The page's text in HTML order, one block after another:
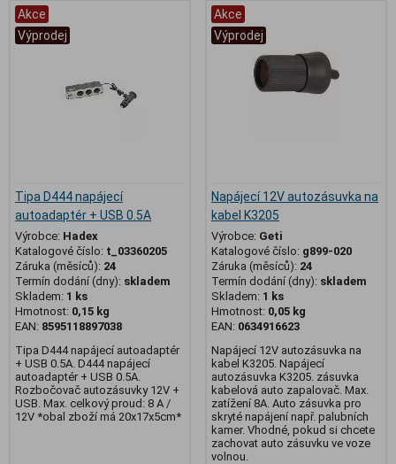
Akce
Výprodej
Tipa D444 napájecí
autoadaptér + USB 0.5A
Výrobce: Hadex
Katalogové číslo: t_03360205
Záruka (měsíců): 24
Termín dodání (dny): skladem
Skladem: 1 ks
Hmotnost: 0,15 kg
EAN: 8595118897038
Tipa D444 napájecí autoadaptér
+ USB 0.5A. D444 napájecí
autoadaptér + USB 0.5A.
Rozbočovač autozásuvky 12V +
USB. Max. celkový proud: 8 A /
12V *obal zboží má 20x17x5cm*
Akce
Výprodej
Napájecí 12V autozásuvka na
kabel K3205
Výrobce: Geti
Katalogové číslo: g899-020
Záruka (měsíců): 24
Termín dodání (dny): skladem
Skladem: 1 ks
Hmotnost: 0,05 kg
EAN: 0634916623
Napájecí 12V autozásuvka na
kabel K3205. Napájecí
autozásuvka K3205. zásuvka
kabelová auto zapalovač. Max.
zatížení 8A. Auto zásuvka pro
skryté napájení např. palubních
kamer. Vhodné, pokud si chcete
zachovat auto zásuvku ve voze
volnou.